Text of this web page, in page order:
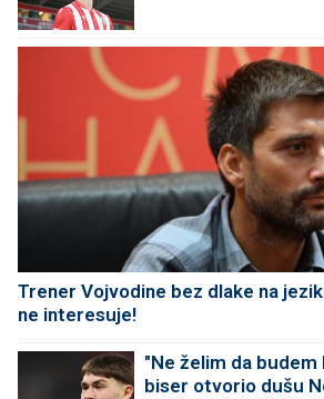
Trener Vojvodine bez dlake na
ne interesuje!
"Ne želim da budem
biser otvorio dušu